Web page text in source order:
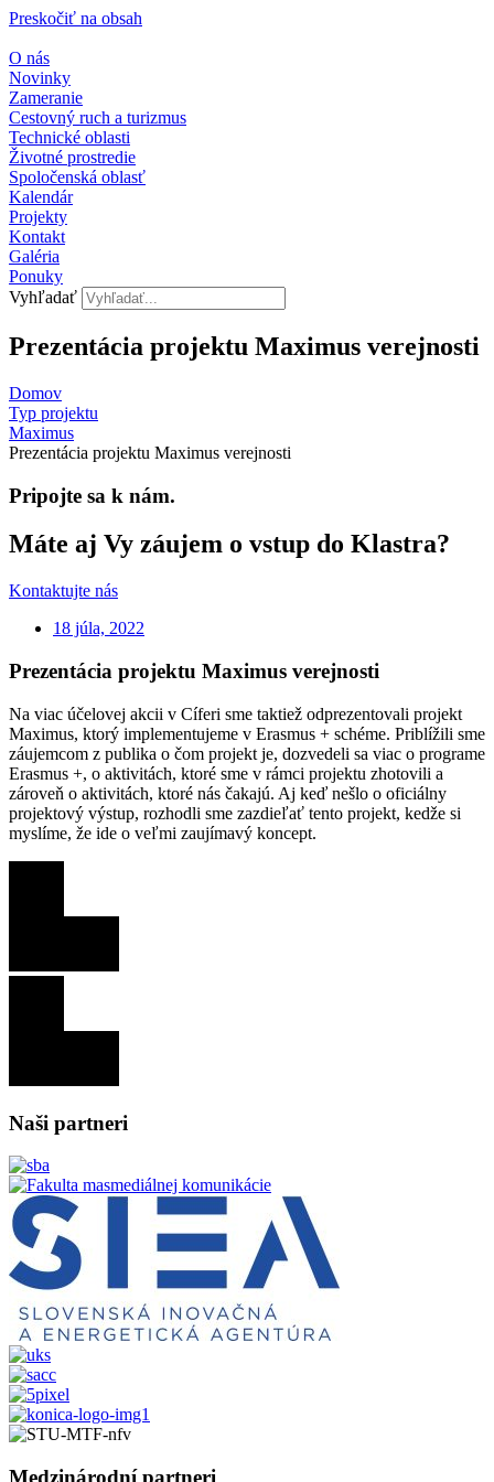
Preskočiť na obsah
O nás
Novinky
Zameranie
Cestovný ruch a turizmus
Technické oblasti
Životné prostredie
Spoločenská oblasť
Kalendár
Projekty
Kontakt
Galéria
Ponuky
Vyhľadať
Prezentácia projektu Maximus verejnosti
Domov
Typ projektu
Maximus
Prezentácia projektu Maximus verejnosti
Pripojte sa k nám.
Máte aj Vy záujem o vstup do Klastra?
Kontaktujte nás
18 júla, 2022
Prezentácia projektu Maximus verejnosti
Na viac účelovej akcii v Cíferi sme taktiež odprezentovali projekt
Maximus, ktorý implementujeme v Erasmus + schéme. Priblížili sme
záujemcom z publika o čom projekt je, dozvedeli sa viac o programe
Erasmus +, o aktivitách, ktoré sme v rámci projektu zhotovili a
zároveň o aktivitách, ktoré nás čakajú. Aj keď nešlo o oficiálny
projektový výstup, rozhodli sme zazdieľať tento projekt, kedže si
myslíme, že ide o veľmi zaujímavý koncept.
Naši partneri
Medzinárodní partneri